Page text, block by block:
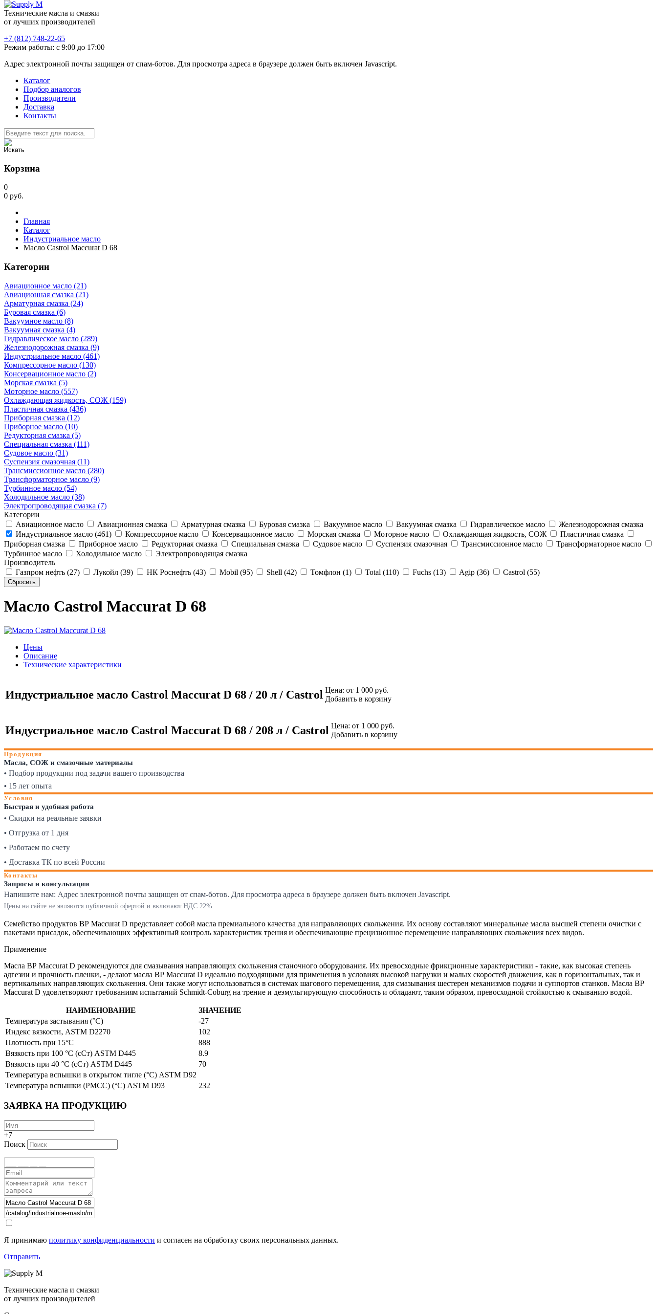
Технические масла и смазки
от лучших производителей
+7 (812) 748-22-65
Режим работы: с 9:00 до 17:00
Адрес электронной почты защищен от спам-ботов. Для просмотра адреса в браузере должен быть включен Javascript.
Каталог
Подбор аналогов
Производители
Доставка
Контакты
Корзина
0
0 руб.
Главная
Каталог
Индустриальное масло
Масло Castrol Maccurat D 68
Категории
Авиационное масло (21)
Авиационная смазка (21)
Арматурная смазка (24)
Буровая смазка (6)
Вакуумное масло (8)
Вакуумная смазка (4)
Гидравлическое масло (289)
Железнодорожная смазка (9)
Индустриальное масло (461)
Компрессорное масло (130)
Консервационное масло (2)
Морская смазка (5)
Моторное масло (557)
Охлаждающая жидкость, СОЖ (159)
Пластичная смазка (436)
Приборная смазка (12)
Приборное масло (10)
Редукторная смазка (5)
Специальная смазка (111)
Судовое масло (31)
Суспензия смазочная (11)
Трансмиссионное масло (280)
Трансформаторное масло (9)
Турбинное масло (54)
Холодильное масло (38)
Электропроводящая смазка (7)
Категории
Авиационное масло
Авиационная смазка Арматурная смазка Буровая смазка Вакуумное масло Вакуумная смазка Гидравлическое масло
Железнодорожная смазка
Индустриальное масло (461)
Компрессорное масло Консервационное масло Морская смазка Моторное масло Охлаждающая жидкость, СОЖ
Пластичная смазка
Приборная смазка
Приборное масло Редукторная смазка Специальная смазка Судовое масло Суспензия смазочная Трансмиссионное масло
Трансформаторное масло
Турбинное масло
Холодильное масло
Электропроводящая смазка
Производитель
Газпром нефть (27)
Лукойл (39) НК Роснефть (43) Mobil (95) Shell (42) Томфлон (1) Total (110) Fuchs (13) Agip (36) Castrol (55)
Масло Castrol Maccurat D 68
Цены
Описание
Технические характеристики
Индустриальное масло Castrol Maccurat D 68 / 20 л / Castrol Цена: от 1 000 руб.
Добавить в корзину
Индустриальное масло Castrol Maccurat D 68 / 208 л / Castrol Цена: от 1 000 руб.
Добавить в корзину
Продукция
Масла, СОЖ и смазочные материалы
• Подбор продукции под задачи вашего производства
• 15 лет опыта
Условия
Быстрая и удобная работа
• Скидки на реальные заявки
• Отгрузка от 1 дня
• Работаем по счету
• Доставка ТК по всей России
Контакты
Запросы и консультации
Напишите нам: Адрес электронной почты защищен от спам-ботов. Для просмотра адреса в браузере должен быть включен Javascript.
Цены на сайте не являются публичной офертой и включают НДС 22%.
Семейство продуктов ВР Maccurat D представляет собой масла премиального качества для направляющих скольжения. Их основу составляют минеральные масла высшей степени очистки с
пакетами присадок, обеспечивающих эффективный контроль характеристик трения и обеспечивающие прецизионное перемещение направляющих скольжения всех видов.
Применение
Масла ВР Maccurat D рекомендуются для смазывания направляющих скольжения станочного оборудования. Их превосходные фрикционные характеристики - такие, как высокая степень
адгезии и прочность пленки, - делают масла ВР Maccurat D идеально подходящими для применения в условиях высокой нагрузки и малых скоростей движения, как в горизонтальных, так и
вертикальных направляющих скольжения. Они также могут использоваться в системах шагового перемещения, для смазывания шестерен механизмов подачи и суппортов станков. Масла ВР
Maccurat D удовлетворяют требованиям испытаний Schmidt-Coburg на трение и деэмульгирующую способность и обладают, таким образом, превосходной стойкостью к смыванию водой.
НАИМЕНОВАНИЕ
ЗНАЧЕНИЕ
Температура застывания (°C)
-27
Индекс вязкости, ASTM D2270
102
Плотность при 15°С
888
Вязкость при 100 °С (сСт) ASTM D445
8.9
Вязкость при 40 °С (сСт) ASTM D445
70
Температура вспышки в открытом тигле (°C) ASTM D92
Температура вспышки (PMCC) (°C) ASTM D93
232
ЗАЯВКА НА ПРОДУКЦИЮ
+7
Поиск
Я принимаю политику конфиденциальности и согласен на обработку своих персональных данных.
Отправить
Технические масла и смазки
от лучших производителей